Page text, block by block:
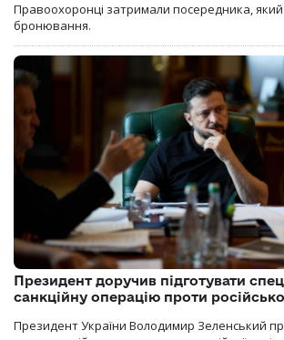
Правоохоронці затримали посередника,
бронювання.
Президент доручив підготувати
санкційну операцію проти
Президент України Володимир Зеленський